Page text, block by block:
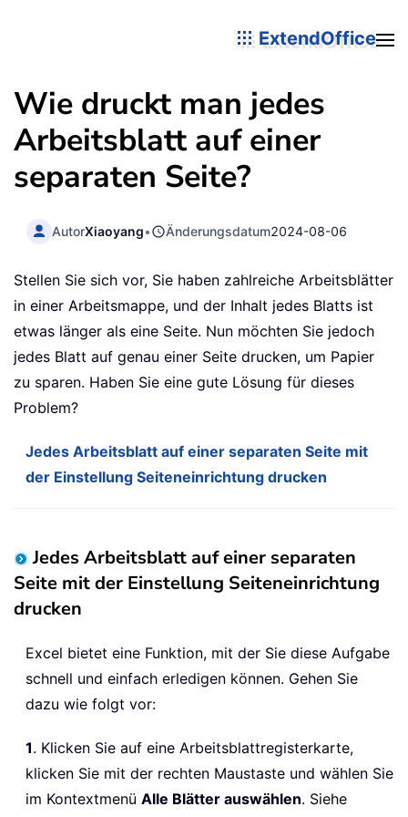
ExtendOffice
Wie druckt man jedes
Arbeitsblatt auf einer
separaten Seite?
AutorXiaoyang• Änderungsdatum2024-08-06
Stellen Sie sich vor, Sie haben zahlreiche Arbeitsblätter
in einer Arbeitsmappe, und der Inhalt jedes Blatts ist
etwas länger als eine Seite. Nun möchten Sie jedoch
jedes Blatt auf genau einer Seite drucken, um Papier
zu sparen. Haben Sie eine gute Lösung für dieses
Problem?
Jedes Arbeitsblatt auf einer separaten Seite mit
der Einstellung Seiteneinrichtung drucken
Jedes Arbeitsblatt auf einer separaten
Seite mit der Einstellung Seiteneinrichtung
drucken
Excel bietet eine Funktion, mit der Sie diese Aufgabe
schnell und einfach erledigen können. Gehen Sie
dazu wie folgt vor:
1. Klicken Sie auf eine Arbeitsblattregisterkarte,
klicken Sie mit der rechten Maustaste und wählen Sie
im Kontextmenü Alle Blätter auswählen. Siehe